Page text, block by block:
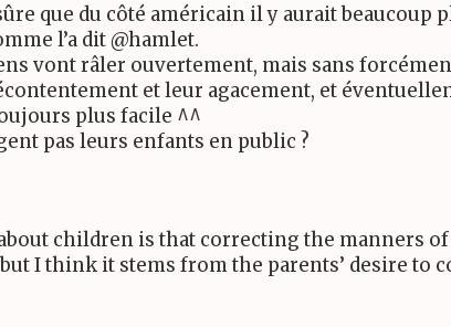
que du côté américain il y aurait
l’a dit @hamlet.
vont râler ouvertement, mais sans
et leur agacement, et
plus facile ^^
pas leurs enfants en public ?
children is that correcting the manners
I think it stems from the parents’ desire to